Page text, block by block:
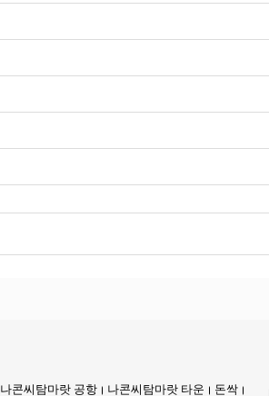
나콘씨탐마랏 공항 나콘씨탐마랏 타운 돈싹